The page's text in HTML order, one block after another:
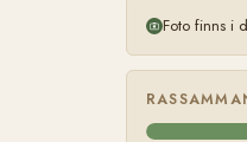
Foto finns i